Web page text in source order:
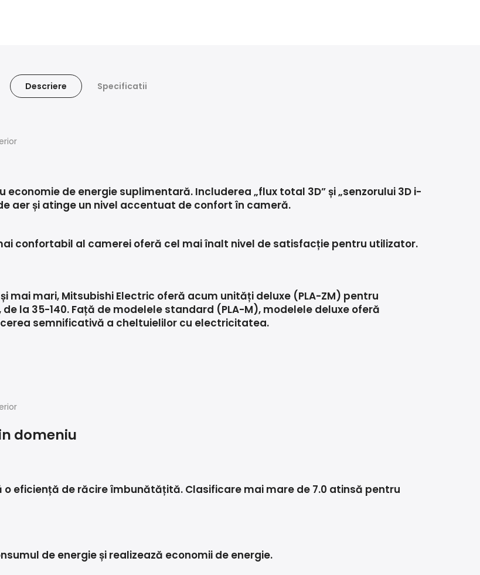
Descriere Specificatii
de energie suplimentară. Includerea „flux total 3D” și „senzorului 3D i-
aer și atinge un nivel accentuat de confort în cameră.
confortabil al camerei oferă cel mai înalt nivel de satisfacție pentru utilizator.
mai mari, Mitsubishi Electric oferă acum unități deluxe (PLA-ZM) pentru
la 35-140. Față de modelele standard (PLA-M), modelele deluxe oferă
semnificativă a cheltuielilor cu electricitatea.
domeniu
eficiență de răcire îmbunătățită. Clasificare mai mare de 7.0 atinsă pentru
de energie și realizează economii de energie.